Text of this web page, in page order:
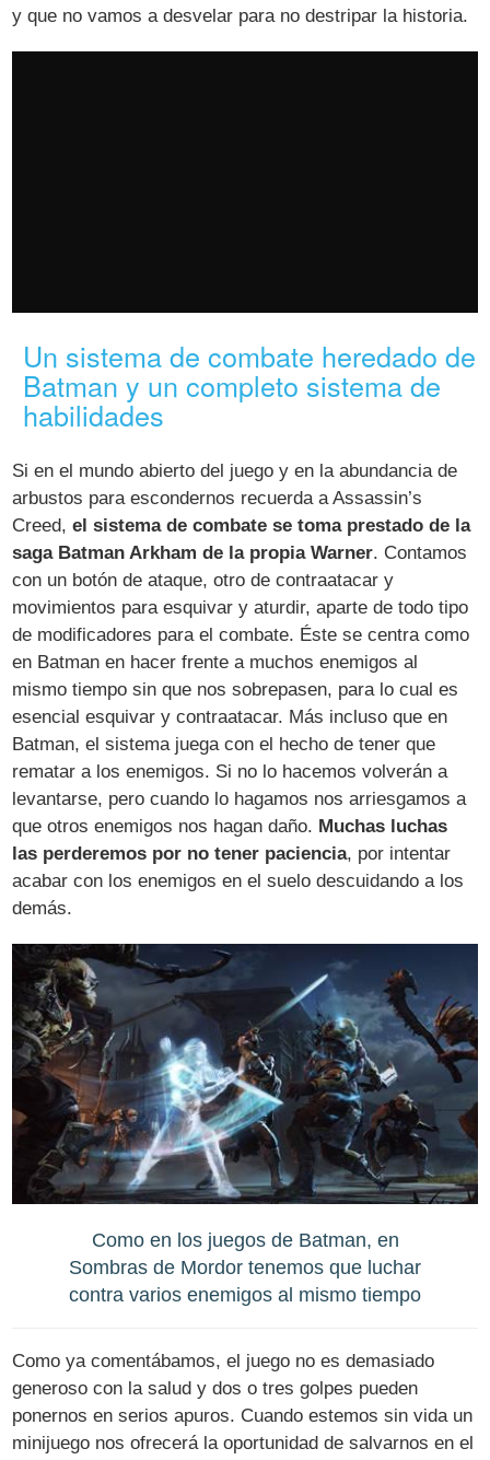
y que no vamos a desvelar para no destripar la historia.
Un sistema de combate heredado de
Batman y un completo sistema de
habilidades
Si en el mundo abierto del juego y en la abundancia de
arbustos para escondernos recuerda a Assassin’s
Creed,el sistema de combate se toma prestado de la
saga Batman Arkham de la propia Warner. Contamos
con un botón de ataque, otro de contraatacar y
movimientos para esquivar y aturdir, aparte de todo tipo
de modificadores para el combate. Éste se centra como
en Batman en hacer frente a muchos enemigos al
mismo tiempo sin que nos sobrepasen, para lo cual es
esencial esquivar y contraatacar. Más incluso que en
Batman, el sistema juega con el hecho de tener que
rematar a los enemigos. Si no lo hacemos volverán a
levantarse, pero cuando lo hagamos nos arriesgamos a
que otros enemigos nos hagan daño. Muchas luchas
las perderemos por no tener paciencia, por intentar
acabar con los enemigos en el suelo descuidando a los
demás.
Como en los juegos de Batman, en
Sombras de Mordor tenemos que luchar
contra varios enemigos al mismo tiempo
Como ya comentábamos, el juego no es demasiado
generoso con la salud y dos o tres golpes pueden
ponernos en serios apuros. Cuando estemos sin vida un
minijuego nos ofrecerá la oportunidad de salvarnos en el